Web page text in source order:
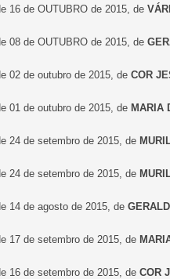
16 de OUTUBRO de 2015, de
08 de OUTUBRO de 2015, de
02 de outubro de 2015, de COR
01 de outubro de 2015, de MARIA
24 de setembro de 2015, de
24 de setembro de 2015, de
14 de agosto de 2015, de
17 de setembro de 2015, de
16 de setembro de 2015, de COR